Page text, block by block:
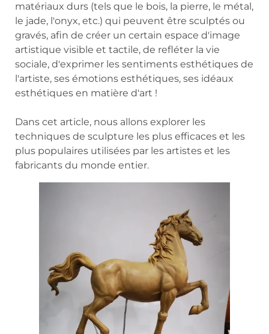
matériaux durs (tels que le bois, la pierre, le métal,
le jade, l'onyx, etc.) qui peuvent être sculptés ou
gravés, afin de créer un certain espace d'image
artistique visible et tactile, de refléter la vie
sociale, d'exprimer les sentiments esthétiques de
l'artiste, ses émotions esthétiques, ses idéaux
esthétiques en matière d'art !
Dans cet article, nous allons explorer les
techniques de sculpture les plus efficaces et les
plus populaires utilisées par les artistes et les
fabricants du monde entier.